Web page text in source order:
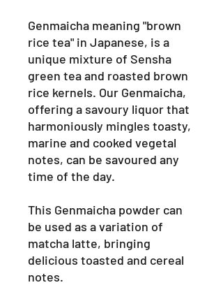
Genmaicha meaning "brown
rice tea" in Japanese, is a
unique mixture of Sensha
green tea and roasted brown
rice kernels. Our Genmaicha,
offering a savoury liquor that
harmoniously mingles toasty,
marine and cooked vegetal
notes, can be savoured any
time of the day.
This Genmaicha powder can
be used as a variation of
matcha latte, bringing
delicious toasted and cereal
notes.